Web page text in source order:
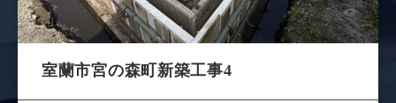
室蘭市宮の森町新築工事4